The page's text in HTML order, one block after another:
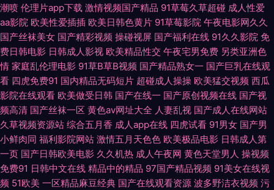
色图网站 欧洲A级网站 日韩男女在线 天天添天天干 午夜情色影院 亚洲另类
中字 一本道成人在线 91国产嫩草 97操碰碰 AV天堂东京热 超碰青娱乐奇米
成人免费毛 国产AV黄色网址 国产足交 黄涩91大片 久久夜av 麻豆ddys 男人
的AV天堂啊 青青青青大香蕉 日韩色网址 网站色片 亚洲成人性 一区二区国产
视频 91喷浆 97午夜伦理 亚洲丝袜色图 91蜜桃特黄A片 爱豆传媒映画 福利姬
AV导航 韩国操逼视频 久久香人体 美女内射白浆 日本色官网在线 四虎音影
潮喷 伦理片app下载 激情视频国产精品 91草莓久草超碰 成人性爱
aa影院 欧美性爱插插 欧美日韩色黄片 91草莓影院 午夜电影网久久
国产丝袜美女 国产精彩视频 操碰视屏 国产福利在线 91久久影院 免
费日韩电影 日韩成人影视 欧美精品性交 午夜宅男免费 另类亚洲色
情 家庭乱伦理电影 91草B草B视频 国产精品熟女一 国产巨乳在线观
看 四虎免费91 国内精品无码短片 超碰成人操操 欧美猛交视频 西瓜
影院在线观看 欧美做受日韩 国产在线一 国产原创视频在线 国产视
频高清 国产丝袜一区 黄色av网址大全 人妻乱视 国产成人在线网站
久草视频资源站 综合五月香 成人app在线 四虎试看 91男女 国产男
小鲜肉同 福利影院网站 激情五月天色色 欧美极品电影 日韩成人第
一页 国产日韩欧美电影 久久机热 成人午夜网 黄色天堂男人 操视频
免费91 日韩中文在线 精品中的精品 97国产精品视频 91美女在线视
频 51欧美 一区精品麻豆经典 国产在线观看资源 波多野洁衣视频 污